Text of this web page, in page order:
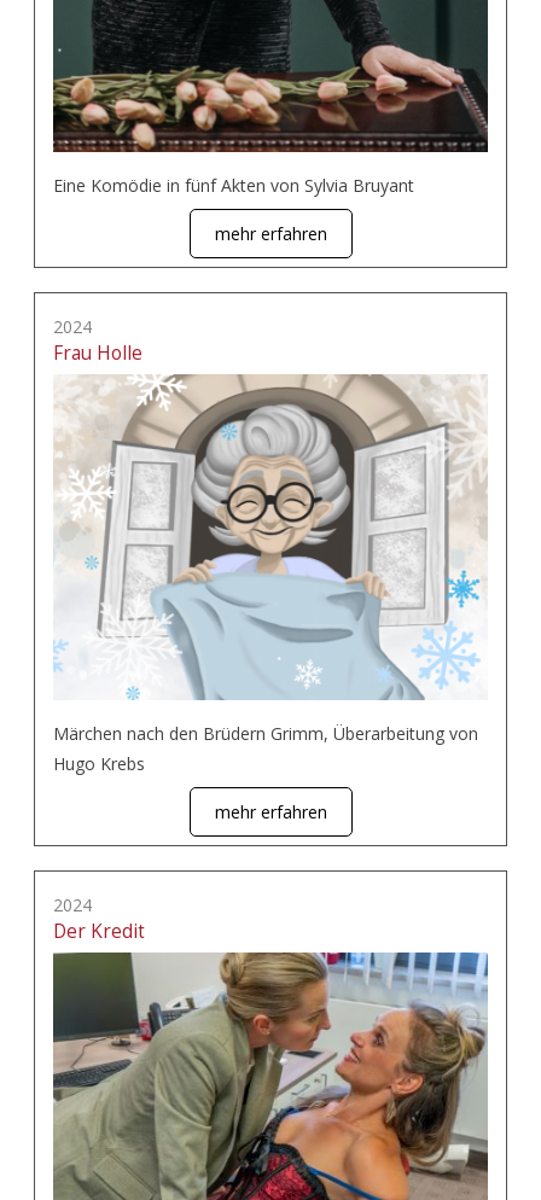
Eine Komödie in fünf Akten von Sylvia Bruyant
mehr erfahren
2024
Frau Holle
Märchen nach den Brüdern Grimm, Überarbeitung von
Hugo Krebs
mehr erfahren
2024
Der Kredit